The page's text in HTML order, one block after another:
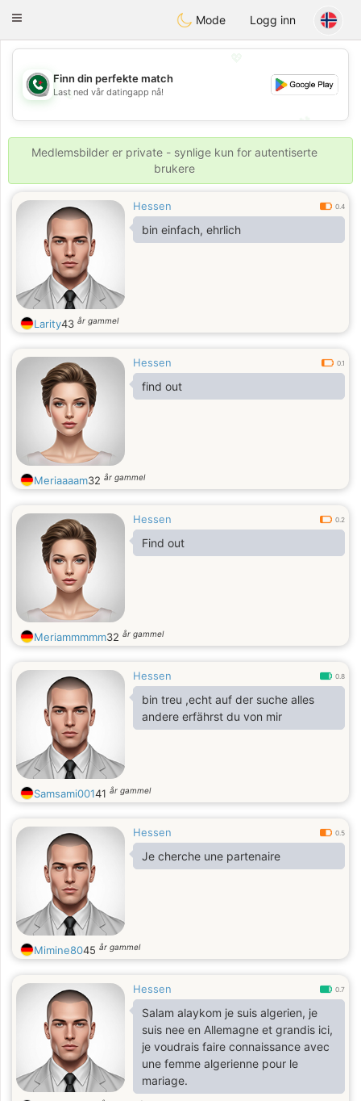
Weshrak
Toggle
Mode Logg inn
💖
💕
Finn din perfekte match
Last ned vår datingapp nå!
Medlemsbilder er private - synlige kun for autentiserte
brukere
Hessen 0.4
bin einfach, ehrlich
Larity43 år gammel
Hessen 0.1
find out
Meriaaaam32 år gammel
Hessen 0.2
Find out
Meriammmmm32 år gammel
Hessen 0.8
bin treu ,echt auf der suche alles
andere erfährst du von mir
Samsami00141 år gammel
Hessen 0.5
Je cherche une partenaire
Mimine8045 år gammel
Hessen 0.7
Salam alaykom je suis algerien, je
suis nee en Allemagne et grandis ici,
je voudrais faire connaissance avec
une femme algerienne pour le
mariage.